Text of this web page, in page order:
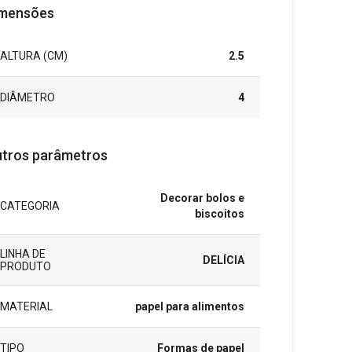
ALTURA (CM) 2.5
DIÂMETRO 4
parâmetros
CATEGORIA
Decorar bolos e
biscoitos
LINHA DE
PRODUTO
DELÍCIA
MATERIAL papel para alimentos
TIPO Formas de papel